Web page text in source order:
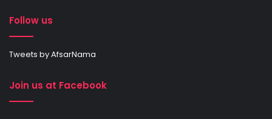
Follow us
Tweets by AfsarNama
Join us at Facebook